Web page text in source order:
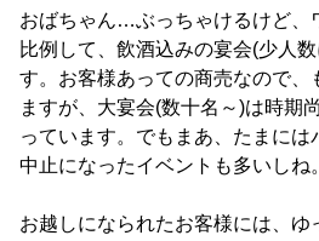
おばちゃん…ぶっちゃけるけど、
比例して、飲酒込みの宴会(少人
す。お客様あっての商売なので、
ますが、大宴会(数十名～)は時期
っています。でもまあ、たまには
中止になったイベントも多いしね。
お越しになられたお客様には、ゆ